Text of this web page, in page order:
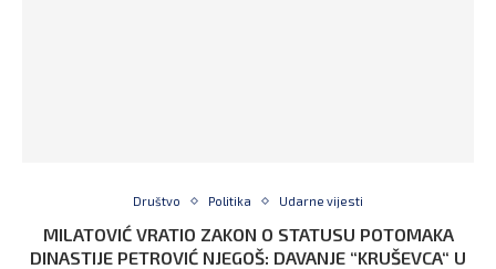
Društvo Politika Udarne vijesti
MILATOVIĆ VRATIO ZAKON O STATUSU POTOMAKA
DINASTIJE PETROVIĆ NJEGOŠ: DAVANJE “KRUŠEVCA“ U